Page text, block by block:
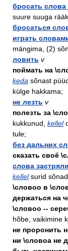
бросать слова
suure suuga
бросаться
играть
mängima, (2)
ловить v
поймать на
keda sõnast
külge hakkama;
не лезть v
полезть за
kukkunud, kellel
tule;
без дальних
сказать своё
слова
kellelsurid
\словоо в
держаться на
\словоо --
hõbe, vaikimine
не проронить
ни \словоа не